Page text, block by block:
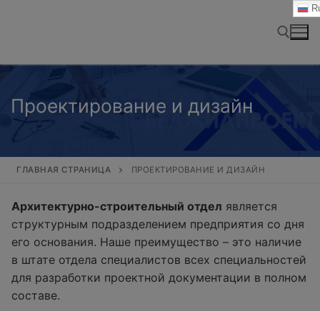
Проектирование и дизайн
ГЛАВНАЯ СТРАНИЦА ПРОЕКТИРОВАНИЕ И ДИЗАЙН
Архитектурно-строительный отдел является
структурным подразделением предприятия со дня
его основания. Наше преимущество – это наличие
в штате отдела специалистов всех специальностей
для разработки проектной документации в полном
составе.